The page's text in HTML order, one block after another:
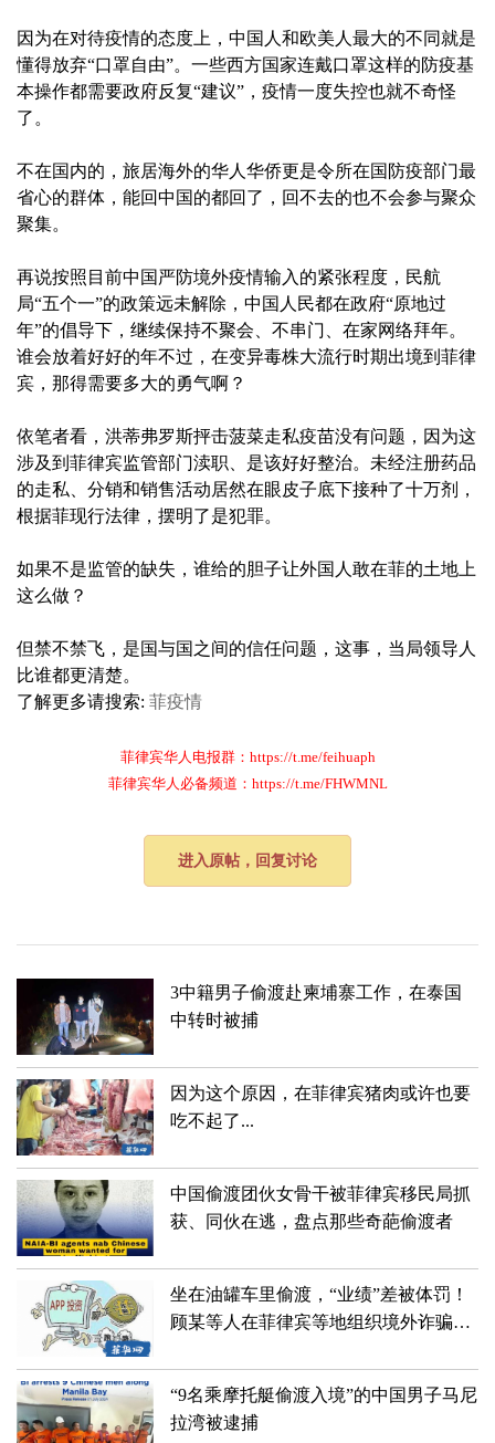
因为在对待疫情的态度上，中国人和欧美人最大的不同就是
懂得放弃“口罩自由”。一些西方国家连戴口罩这样的防疫基
本操作都需要政府反复“建议”，疫情一度失控也就不奇怪
了。
不在国内的，旅居海外的华人华侨更是令所在国防疫部门最
省心的群体，能回中国的都回了，回不去的也不会参与聚众
聚集。
再说按照目前中国严防境外疫情输入的紧张程度，民航
局“五个一”的政策远未解除，中国人民都在政府“原地过
年”的倡导下，继续保持不聚会、不串门、在家网络拜年。
谁会放着好好的年不过，在变异毒株大流行时期出境到菲律
宾，那得需要多大的勇气啊？
依笔者看，洪蒂弗罗斯抨击菠菜走私疫苗没有问题，因为这
涉及到菲律宾监管部门渎职、是该好好整治。未经注册药品
的走私、分销和销售活动居然在眼皮子底下接种了十万剂，
根据菲现行法律，摆明了是犯罪。
如果不是监管的缺失，谁给的胆子让外国人敢在菲的土地上
这么做？
但禁不禁飞，是国与国之间的信任问题，这事，当局领导人
比谁都更清楚。
了解更多请搜索: 菲疫情
菲律宾华人电报群：https://t.me/feihuaph
菲律宾华人必备频道：https://t.me/FHWMNL
进入原帖，回复讨论
3中籍男子偷渡赴柬埔寨工作，在泰国
中转时被捕
因为这个原因，在菲律宾猪肉或许也要
吃不起了...
中国偷渡团伙女骨干被菲律宾移民局抓
获、同伙在逃，盘点那些奇葩偷渡者
坐在油罐车里偷渡，“业绩”差被体罚！
顾某等人在菲律宾等地组织境外诈骗团
“9名乘摩托艇偷渡入境”的中国男子马尼
拉湾被逮捕